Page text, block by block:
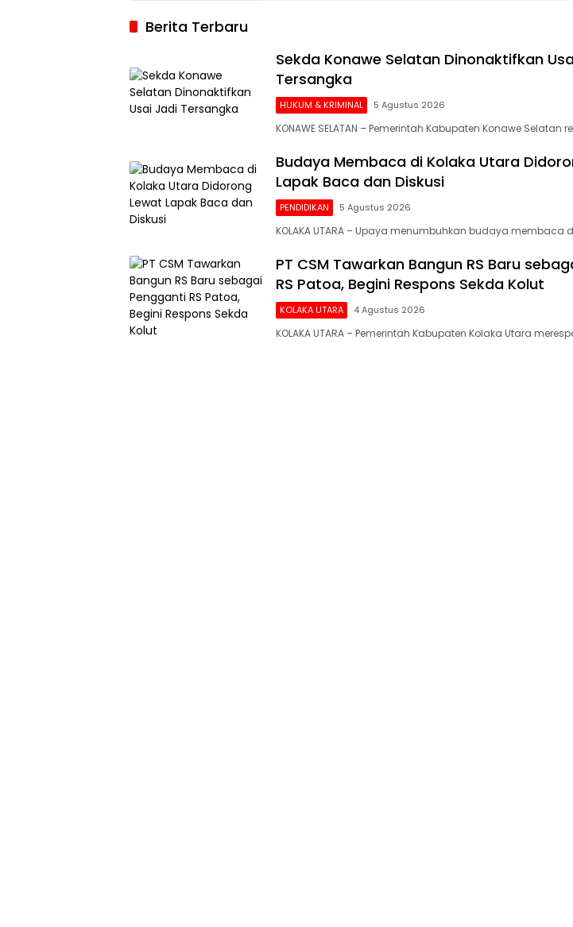
Berita Terbaru
Sekda Konawe Selatan Dinonaktifkan
Tersangka
HUKUM & KRIMINAL 5 Agustus 2026
KONAWE SELATAN – Pemerintah Kabupaten Konawe Selatan
Budaya Membaca di Kolaka Utara
Lapak Baca dan Diskusi
PENDIDIKAN 5 Agustus 2026
KOLAKA UTARA – Upaya menumbuhkan budaya membaca
PT CSM Tawarkan Bangun RS Baru
RS Patoa, Begini Respons Sekda Kolut
KOLAKA UTARA 4 Agustus 2026
KOLAKA UTARA – Pemerintah Kabupaten Kolaka Utara